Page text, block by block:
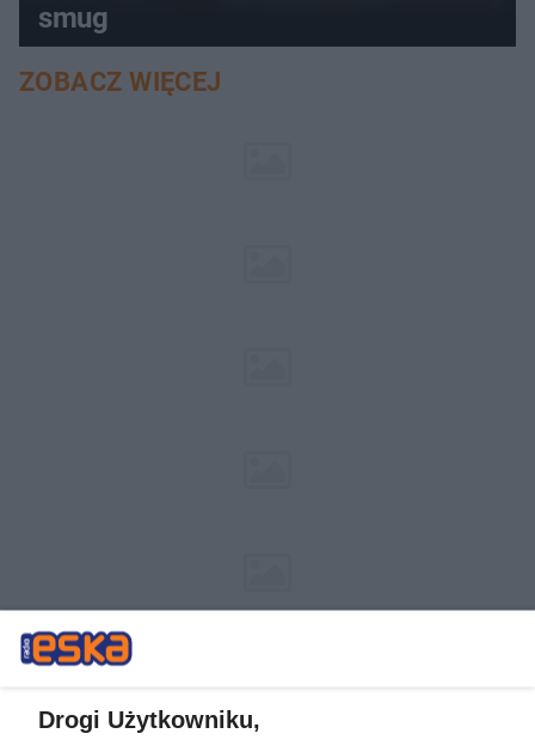
smug
ZOBACZ WIĘCEJ
Drogi Użytkowniku,